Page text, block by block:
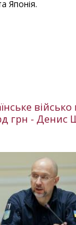
Японія.
грн - Денис